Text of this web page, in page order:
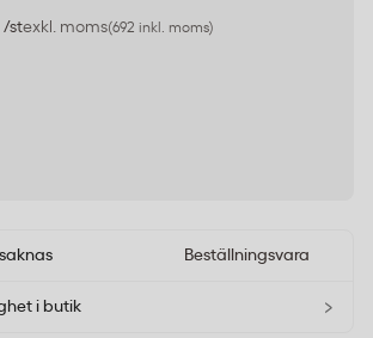
/stexkl. moms(692 inkl. moms)
Beställningsvara
i butik ›